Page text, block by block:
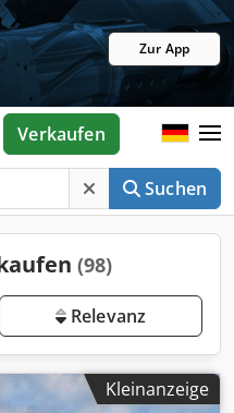
Zur App
Suchen
Verkaufen
(98)
Relevanz
Kleinanzeige